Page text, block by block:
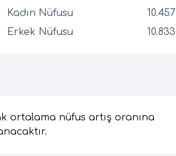
Kadın Nüfusu
10.457
Erkek Nüfusu
10.833
ortalama nüfus artış oranına